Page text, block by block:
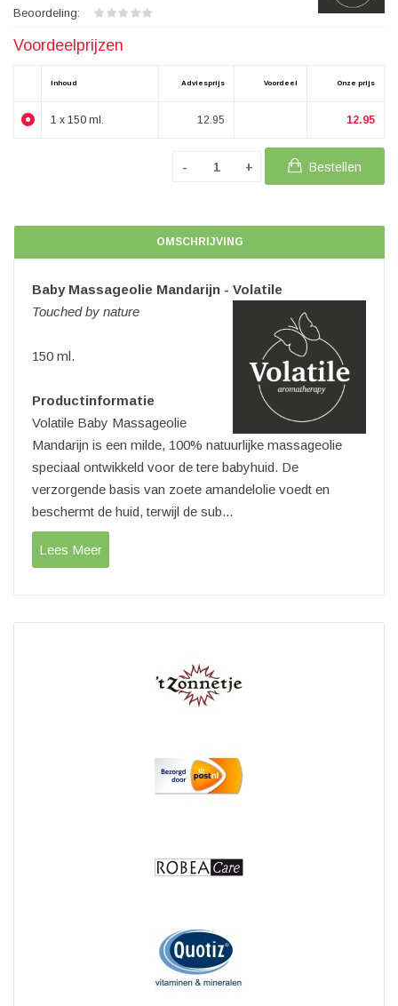
Beoordeling:
Voordeelprijzen
Inhoud Adviesprijs Voordeel Onze prijs
1 x 150 ml. 12.95 12.95
Bestellen
OMSCHRIJVING
Baby Massageolie Mandarijn - Volatile
Touched by nature
150 ml.
Productinformatie
Volatile Baby Massageolie
Mandarijn is een milde, 100% natuurlijke massageolie
speciaal ontwikkeld voor de tere babyhuid. De
verzorgende basis van zoete amandelolie voedt en
beschermt de huid, terwijl de sub...
Lees Meer